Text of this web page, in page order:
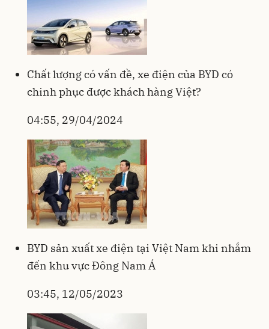
Chất lượng có vấn đề, xe điện của BYD có
chinh phục được khách hàng Việt?
04:55, 29/04/2024
BYD sản xuất xe điện tại Việt Nam khi nhắm
đến khu vực Đông Nam Á
03:45, 12/05/2023